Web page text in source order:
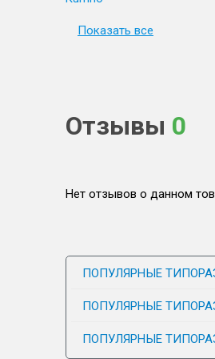
Показать все
Отзывы 0
Нет отзывов о данном
ПОПУЛЯРНЫЕ
ПОПУЛЯРНЫЕ
ПОПУЛЯРНЫЕ